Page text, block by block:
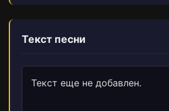
Текст песни
Текст еще не добавлен.